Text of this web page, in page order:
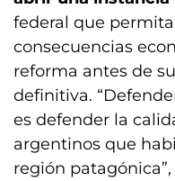
federal que
consecuencias
reforma antes de
definitiva.
es defender la
argentinos que
región patagónica”,